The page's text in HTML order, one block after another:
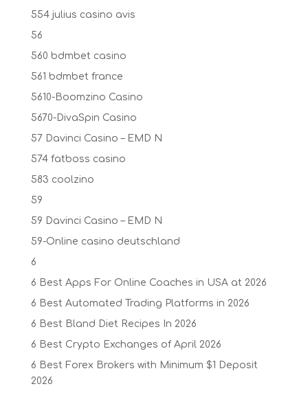
554 julius casino avis
56
560 bdmbet casino
561 bdmbet france
5610-Boomzino Casino
5670-DivaSpin Casino
57 Davinci Casino – EMD N
574 fatboss casino
583 coolzino
59
59 Davinci Casino – EMD N
59-Online casino deutschland
6
6 Best Apps For Online Coaches in USA at 2026
6 Best Automated Trading Platforms in 2026
6 Best Bland Diet Recipes In 2026
6 Best Crypto Exchanges of April 2026
6 Best Forex Brokers with Minimum $1 Deposit ️
2026